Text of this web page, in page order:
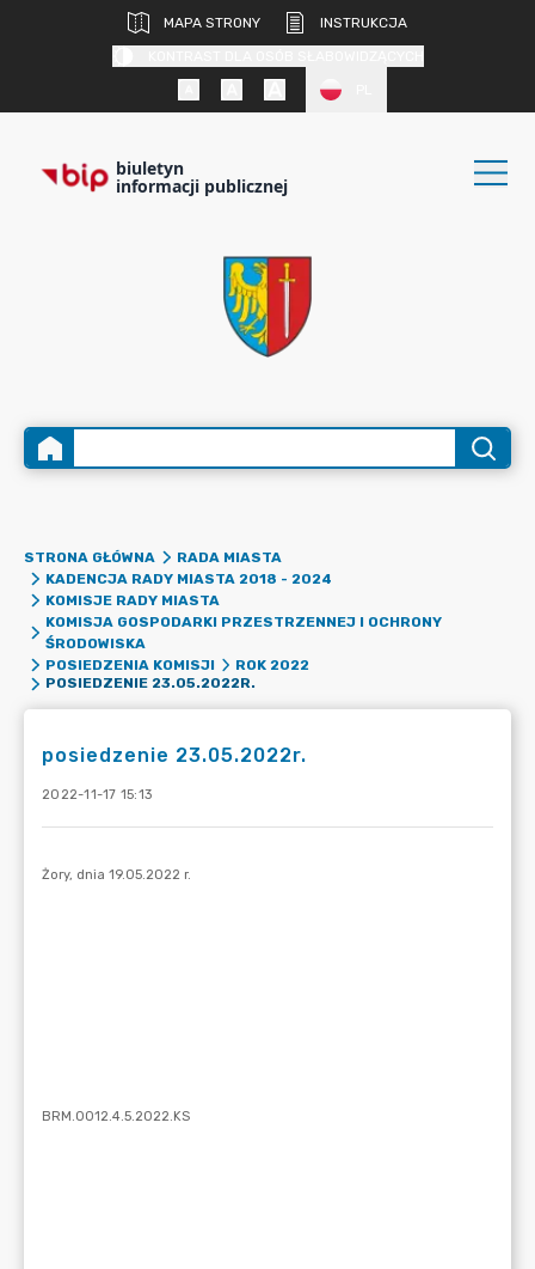
MAPA STRONY
INSTRUKCJA
biuletyn
informacji publicznej
STRONA GŁÓWNA
RADA MIASTA
KADENCJA RADY MIASTA 2018 - 2024
KOMISJE RADY MIASTA
KOMISJA GOSPODARKI PRZESTRZENNEJ I OCHRONY
ŚRODOWISKA
POSIEDZENIA KOMISJI
ROK 2022
POSIEDZENIE 23.05.2022R.
posiedzenie 23.05.2022r.
2022-11-17 15:13